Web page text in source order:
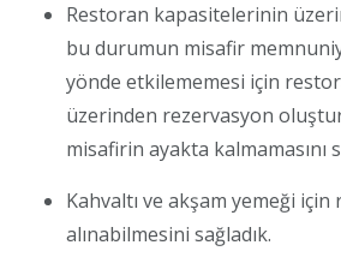
Restoran kapasitelerinin
bu durumun misafir
yönde etkilememesi için
üzerinden rezervasyon
misafirin ayakta kalmamasını
Kahvaltı ve akşam yemeği
alınabilmesini sağladık.